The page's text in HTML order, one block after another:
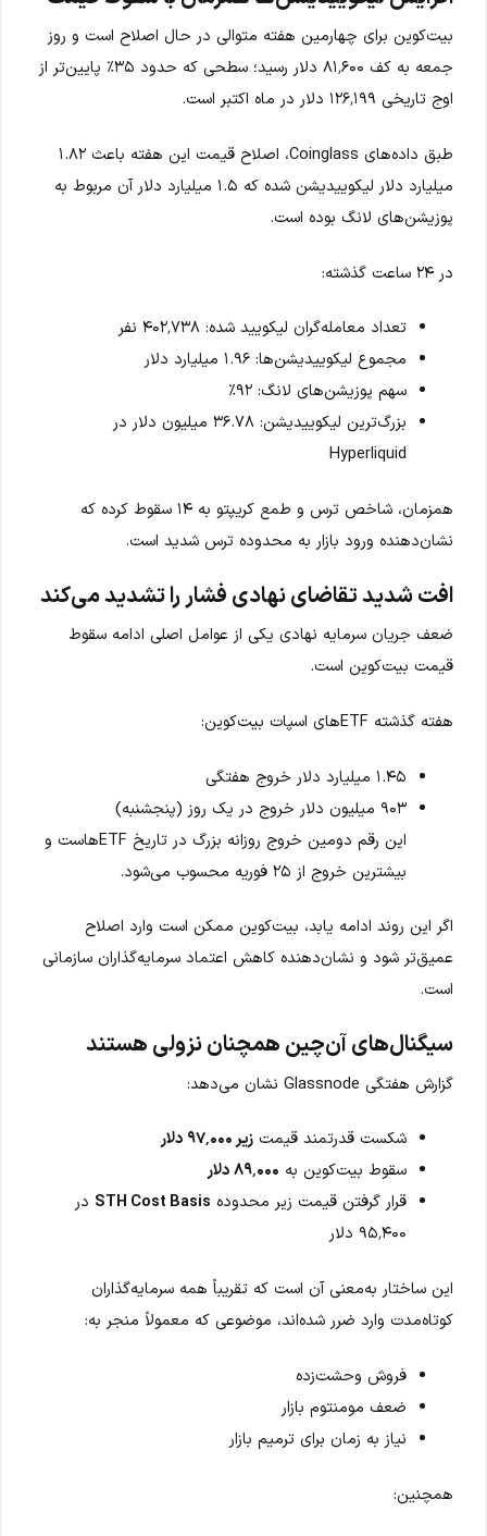
بیت‌کوین برای چهارمین هفته متوالی در حال اصلاح است و روز
جمعه به کف ۸۱٬۶۰۰ دلار رسید؛ سطحی که حدود ۳۵٪ پایین‌تر از
اوج تاریخی ۱۲۶٬۱۹۹ دلار در ماه اکتبر است.
طبق داده‌های Coinglass، اصلاح قیمت این هفته باعث ۱.۸۲
میلیارد دلار لیکوییدیشن شده که ۱.۵ میلیارد دلار آن مربوط به
پوزیشن‌های لانگ بوده است.
در ۲۴ ساعت گذشته:
تعداد معامله‌گران لیکویید شده: ۴۰۲٬۷۳۸ نفر
مجموع لیکوییدیشن‌ها: ۱.۹۶ میلیارد دلار
سهم پوزیشن‌های لانگ: ۹۲٪
بزرگ‌ترین لیکوییدیشن: ۳۶.۷۸ میلیون دلار در
Hyperliquid
همزمان، شاخص ترس و طمع کریپتو به ۱۴ سقوط کرده که
نشان‌دهنده ورود بازار به محدوده ترس شدید است.
افت شدید تقاضای نهادی فشار را تشدید می‌کند
ضعف جریان سرمایه نهادی یکی از عوامل اصلی ادامه سقوط
قیمت بیت‌کوین است.
هفته گذشته ETFهای اسپات بیت‌کوین:
۱.۴۵ میلیارد دلار خروج هفتگی
۹۰۳ میلیون دلار خروج در یک روز (پنجشنبه)
این رقم دومین خروج روزانه بزرگ در تاریخ ETFهاست و
بیشترین خروج از ۲۵ فوریه محسوب می‌شود.
اگر این روند ادامه یابد، بیت‌کوین ممکن است وارد اصلاح
عمیق‌تر شود و نشان‌دهنده کاهش اعتماد سرمایه‌گذاران سازمانی
است.
سیگنال‌های آن‌چین همچنان نزولی هستند
گزارش هفتگی Glassnode نشان می‌دهد:
شکست قدرتمند قیمتزیر ۹۷٬۰۰۰ دلار
سقوط بیت‌کوین به ۸۹٬۰۰۰ دلار
قرار گرفتن قیمت زیر محدوده STH Cost Basis در
۹۵٬۴۰۰ دلار
این ساختار به‌معنی آن است که تقریباً همه سرمایه‌گذاران
کوتاه‌مدت وارد ضرر شده‌اند، موضوعی که معمولاً منجر به:
فروش وحشت‌زده
ضعف مومنتوم بازار
نیاز به زمان برای ترمیم بازار
همچنین: